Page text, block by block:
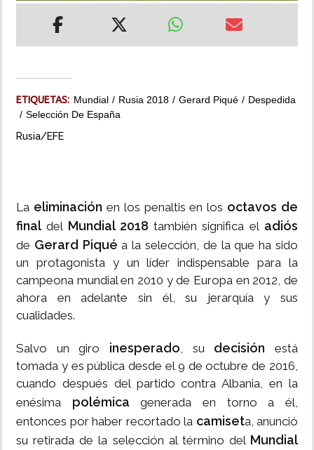
IMPRESO
ETIQUETAS: Mundial Rusia 2018 Gerard Piqué
Despedida
Selección De España
Rusia/EFE
La eliminación en los penaltis en los octavos de
finaldel Mundial 2018 también significa el adiós
de Gerard Piqué a la selección, de la que ha sido
un protagonista y un líder indispensable para la
campeona mundial en 2010 y de Europa en 2012, de
ahora en adelante sin él, su jerarquía y sus
cualidades.
Salvo un giro inesperado, su decisión está
tomada y es pública desde el 9 de octubre de 2016,
cuando después del partido contra Albania, en la
enésima polémicagenerada en torno a él,
entonces por haber recortado la camiseta, anunció
su retirada de la selección al término del Mundial